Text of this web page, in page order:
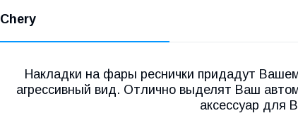
Chery
Накладки на фары реснички придадут
агрессивный вид. Отлично выделят Ваш
аксессуар для